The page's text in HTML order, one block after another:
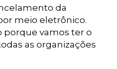
da
meio eletrônico.
porque vamos ter o
as organizações